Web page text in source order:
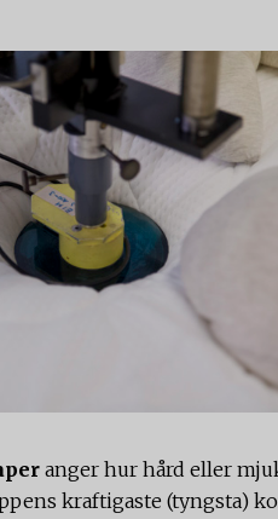
anger hur hård eller
kraftigaste (tyngsta)